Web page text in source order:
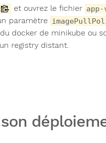
et ouvrez le fichier app-
paramètre
docker de minikube ou
registry distant.